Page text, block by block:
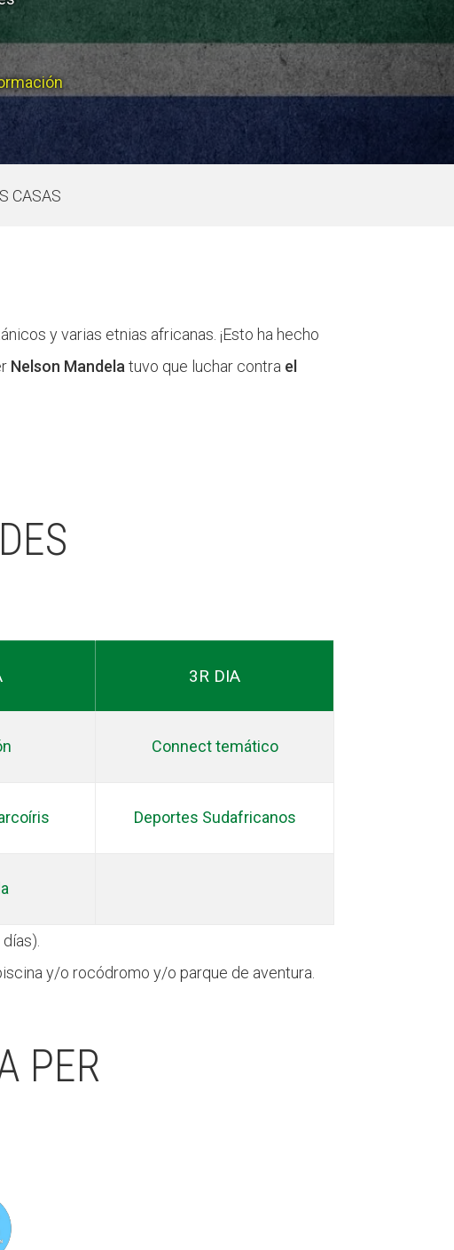
CASAS
y varias etnias africanas. ¡Esto ha hecho
Nelson Mandela tuvo que luchar contra el
3R DIA
Connect temático
Deportes Sudafricanos
y/o rocódromo y/o parque de aventura.
PER
Fes un donatiu
Treballa amb nosaltres